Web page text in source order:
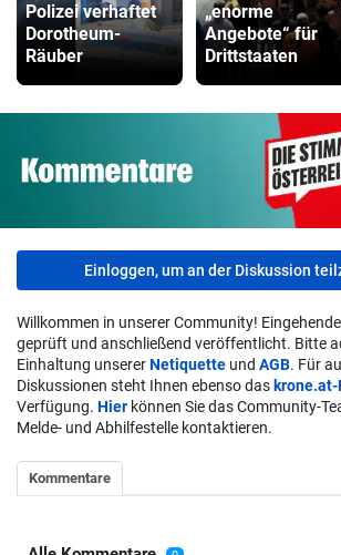
Polizei verhaftet
Dorotheum-
Räuber
„enorme
Angebote“ für
Drittstaaten
Einloggen, um an der Diskussion
Willkommen in unserer Community!
geprüft und anschließend veröffentlicht. Bitte
Einhaltung unsererNetiquette und AGB. Für
Diskussionen steht Ihnen ebenso das
Verfügung. Hier können Sie das Community-
Melde- und Abhilfestelle kontaktieren.